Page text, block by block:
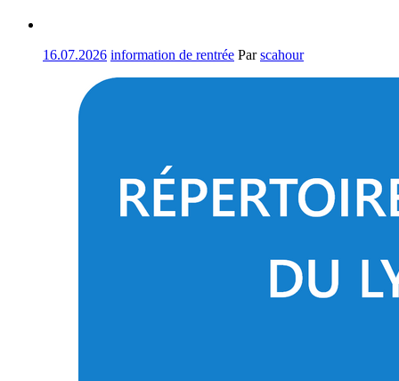
16.07.2026 information de rentrée Parscahour